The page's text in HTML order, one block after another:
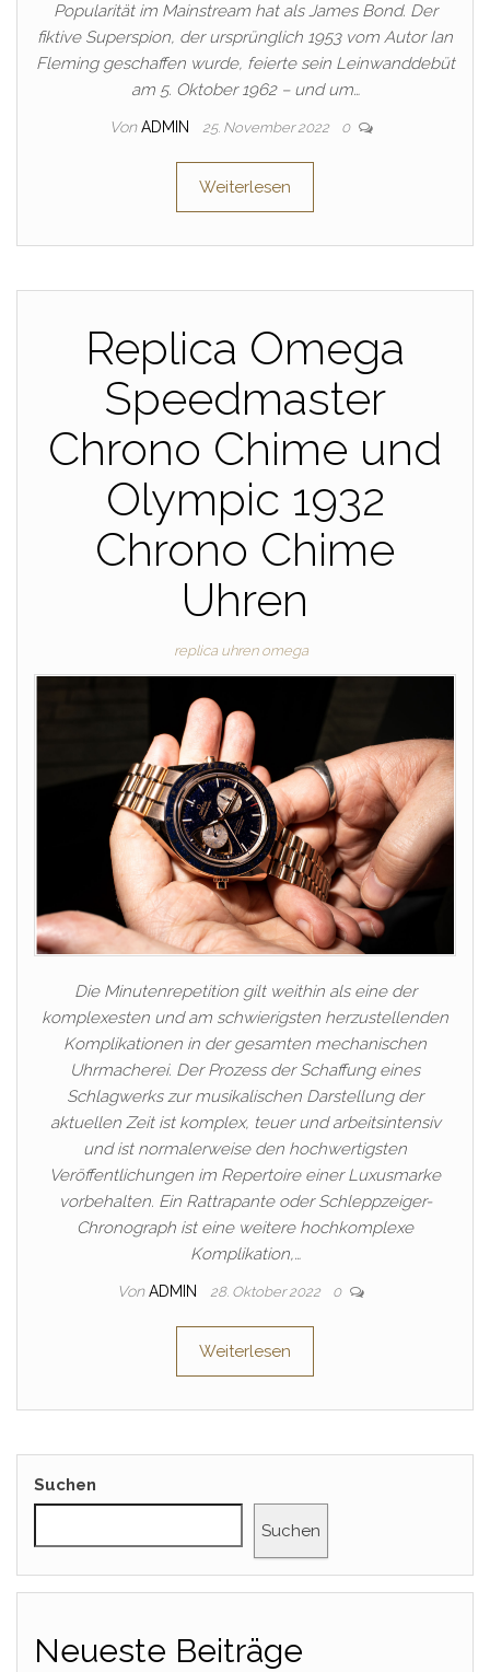
Popularität im Mainstream hat als James Bond. Der
fiktive Superspion, der ursprünglich 1953 vom Autor Ian
Fleming geschaffen wurde, feierte sein Leinwanddebüt
am 5. Oktober 1962 – und um…
Von ADMIN 25. November 2022 0
Weiterlesen
Replica Omega
Speedmaster
Chrono Chime und
Olympic 1932
Chrono Chime
Uhren
replica uhren omega
Die Minutenrepetition gilt weithin als eine der
komplexesten und am schwierigsten herzustellenden
Komplikationen in der gesamten mechanischen
Uhrmacherei. Der Prozess der Schaffung eines
Schlagwerks zur musikalischen Darstellung der
aktuellen Zeit ist komplex, teuer und arbeitsintensiv
und ist normalerweise den hochwertigsten
Veröffentlichungen im Repertoire einer Luxusmarke
vorbehalten. Ein Rattrapante oder Schleppzeiger-
Chronograph ist eine weitere hochkomplexe
Komplikation,…
Von ADMIN 28. Oktober 2022 0
Weiterlesen
Suchen
Suchen
Neueste Beiträge